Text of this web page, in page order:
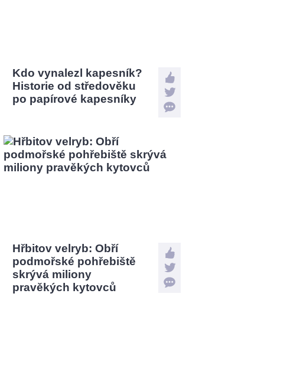
Kdo vynalezl kapesník?
Historie od středověku
po papírové kapesníky
Hřbitov velryb: Obří
podmořské pohřebiště
skrývá miliony
pravěkých kytovců